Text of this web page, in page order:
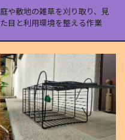
庭や敷地の雑草を刈り取り、見
た目と利用環境を整える作業